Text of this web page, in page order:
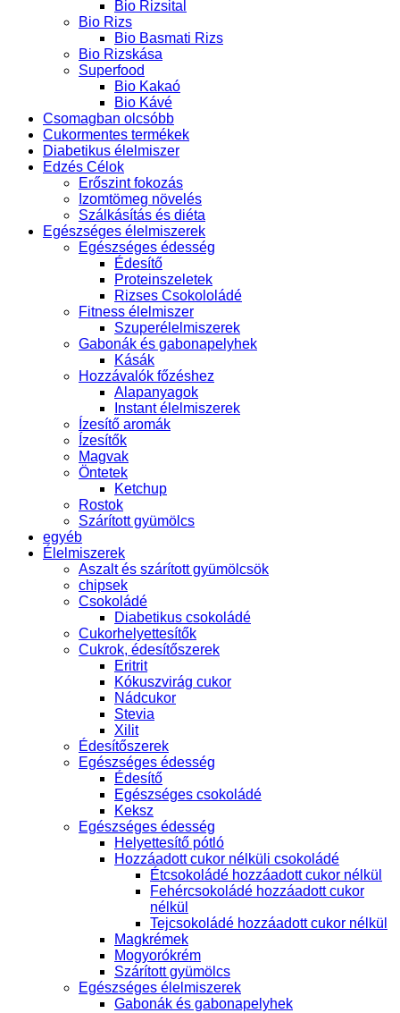
Bio Rizsital
Bio Rizs
Bio Basmati Rizs
Bio Rizskása
Superfood
Bio Kakaó
Bio Kávé
Csomagban olcsóbb
Cukormentes termékek
Diabetikus élelmiszer
Edzés Célok
Erőszint fokozás
Izomtömeg növelés
Szálkásítás és diéta
Egészséges élelmiszerek
Egészséges édesség
Édesítő
Proteinszeletek
Rizses Csokololádé
Fitness élelmiszer
Szuperélelmiszerek
Gabonák és gabonapelyhek
Kásák
Hozzávalók főzéshez
Alapanyagok
Instant élelmiszerek
Ízesítő aromák
Ízesítők
Magvak
Öntetek
Ketchup
Rostok
Szárított gyümölcs
egyéb
Élelmiszerek
Aszalt és szárított gyümölcsök
chipsek
Csokoládé
Diabetikus csokoládé
Cukorhelyettesítők
Cukrok, édesítőszerek
Eritrit
Kókuszvirág cukor
Nádcukor
Stevia
Xilit
Édesítőszerek
Egészséges édesség
Édesítő
Egészséges csokoládé
Keksz
Egészséges édesség
Helyettesítő pótló
Hozzáadott cukor nélküli csokoládé
Étcsokoládé hozzáadott cukor nélkül
Fehércsokoládé hozzáadott cukor
nélkül
Tejcsokoládé hozzáadott cukor nélkül
Magkrémek
Mogyorókrém
Szárított gyümölcs
Egészséges élelmiszerek
Gabonák és gabonapelyhek